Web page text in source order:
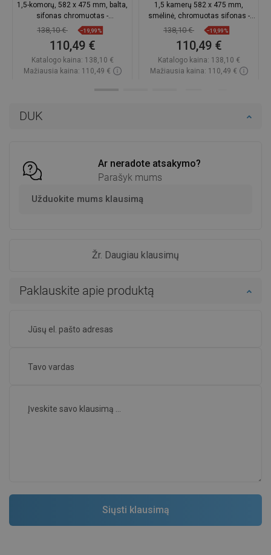
DUK
Ar neradote atsakymo?
Parašyk mums
Užduokite mums klausimą
Žr. Daugiau klausimų
Paklauskite apie produktą
1,5-komorų, 582 x 475 mm, balta,
sifonas chromuotas -
6518581500-20
138,10 € −19,99%
110,49 €
Katalogo kaina: 138,10 €
Mažiausia kaina: 110,49 €
1,5 kamerų 582 x 475 mm,
smėlinė, chromuotas sifonas -
6518581500-69
138,10 € −19,99%
110,49 €
Katalogo kaina: 138,10 €
Mažiausia kaina: 110,49 €